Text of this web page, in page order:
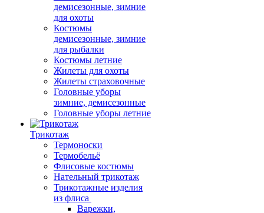
демисезонные, зимние
для охоты
Костюмы
демисезонные, зимние
для рыбалки
Костюмы летние
Жилеты для охоты
Жилеты страховочные
Головные уборы
зимние, демисезонные
Головные уборы летние
Трикотаж
Термоноски
Термобельё
Флисовые костюмы
Нательный трикотаж
Трикотажные изделия
из флиса
Варежки,